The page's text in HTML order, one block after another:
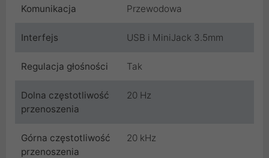
Komunikacja Przewodowa
Interfejs USB i MiniJack 3.5mm
Regulacja głośności Tak
Dolna częstotliwość
przenoszenia
20 Hz
Górna częstotliwość
przenoszenia
20 kHz